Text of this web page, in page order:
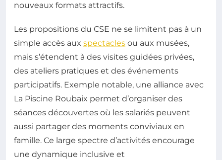
nouveaux formats attractifs.
Les propositions du CSE ne se limitent pas à un
simple accès aux spectacles ou aux musées,
mais s’étendent à des visites guidées privées,
des ateliers pratiques et des événements
participatifs. Exemple notable, une alliance avec
La Piscine Roubaix permet d’organiser des
séances découvertes où les salariés peuvent
aussi partager des moments conviviaux en
famille. Ce large spectre d’activités encourage
une dynamique inclusive et